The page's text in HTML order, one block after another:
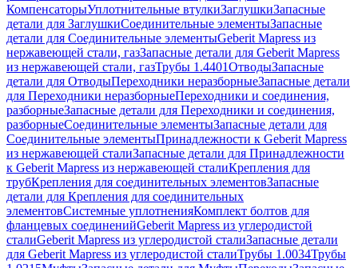
КомпенсаторыУплотнительные втулкиЗаглушкиЗапасные
детали для ЗаглушкиСоединительные элементыЗапасные
детали для Соединительные элементыGeberit Mapress из
нержавеющей стали, газЗапасные детали для Geberit Mapress
из нержавеющей стали, газТрубы 1.4401ОтводыЗапасные
детали для ОтводыПереходники неразборныеЗапасные детали
для Переходники неразборныеПереходники и соединения,
разборныеЗапасные детали для Переходники и соединения,
разборныеСоединительные элементыЗапасные детали для
Соединительные элементыПринадлежности к Geberit Mapress
из нержавеющей сталиЗапасные детали для Принадлежности
к Geberit Mapress из нержавеющей сталиКрепления для
трубКрепления для соединительных элементовЗапасные
детали для Крепления для соединительных
элементовСистемные уплотненияКомплект болтов для
фланцевых соединенийGeberit Mapress из углеродистой
сталиGeberit Mapress из углеродистой сталиЗапасные детали
для Geberit Mapress из углеродистой сталиТрубы 1.0034Трубы